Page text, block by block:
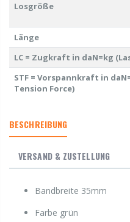
Losgröße
Länge
LC = Zugkraft in daN=kg
STF = Vorspannkraft in
Tension Force)
BESCHREIBUNG
VERSAND & ZUSTELLUNG
Bandbreite 35mm
Farbe grün